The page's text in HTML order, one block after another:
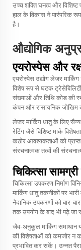
उच्च शक्ति घनत्व और विशिष्ट
हाल के विकास ने पारंपरिक
है।
औद्योगिक
एयरोस्पेस और
एयरोस्पेस उद्योग लेजर
विशेष रूप से घटक
संख्याओं और तिथि कोड की
कंपन और रासायनिक
लेजर मार्किंग धातु के लिए
रेटिंग जैसे विशिष्ट मार्क
कठोर आवश्यकताओं को
संरचनात्मक तत्वों की
चिकित्सा सामग्री
चिकित्सा उपकरण निर्माण
मार्किंग धातु तकनीकों पर
नैदानिक उपकरणों को बार-
तक उपयोग के बाद भी पढ़े जा
जैव-अनुकूल मार्किंग समाधान
की विशेषताओं को कमजोर न
प्रभावित कर सकें। उन्नत